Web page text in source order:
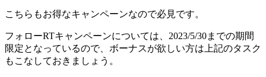
こちらもお得なキャンペーンなので必見です。
フォローRTキャンペーンについては、 2023/5/30までの期間
限定となっているので、ボーナスが欲しい方は上記のタスク
もこなしておきましょう。